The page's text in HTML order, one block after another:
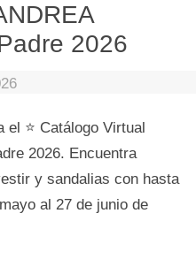
2026
el ⭐ Catálogo Virtual
2026. Encuentra
y sandalias con hasta
al 27 de junio de